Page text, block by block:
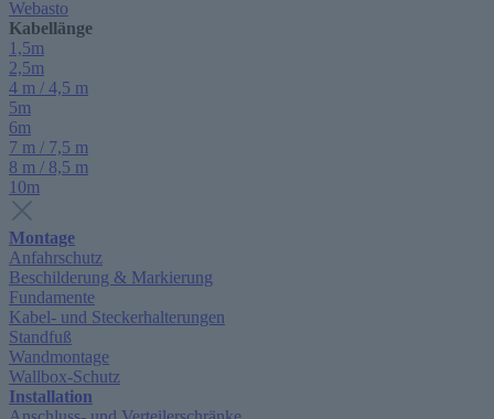
Webasto
Kabellänge
1,5m
2,5m
4 m / 4,5 m
5m
6m
7 m / 7,5 m
8 m / 8,5 m
10m
Montage
Anfahrschutz
Beschilderung & Markierung
Fundamente
Kabel- und Steckerhalterungen
Standfuß
Wandmontage
Wallbox-Schutz
Installation